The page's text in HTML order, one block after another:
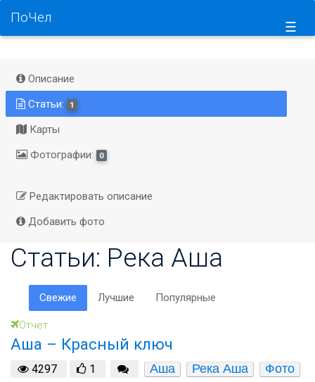
☰
ПоЧел
Описание
Статьи:
1
Карты
Фотографии:
0
Редактировать описание
Добавить фото
Статьи: Река Аша
Свежие Лучшие Популярные
Отчет
Аша – Красный ключ
4297 1 Аша Река Аша
Фото